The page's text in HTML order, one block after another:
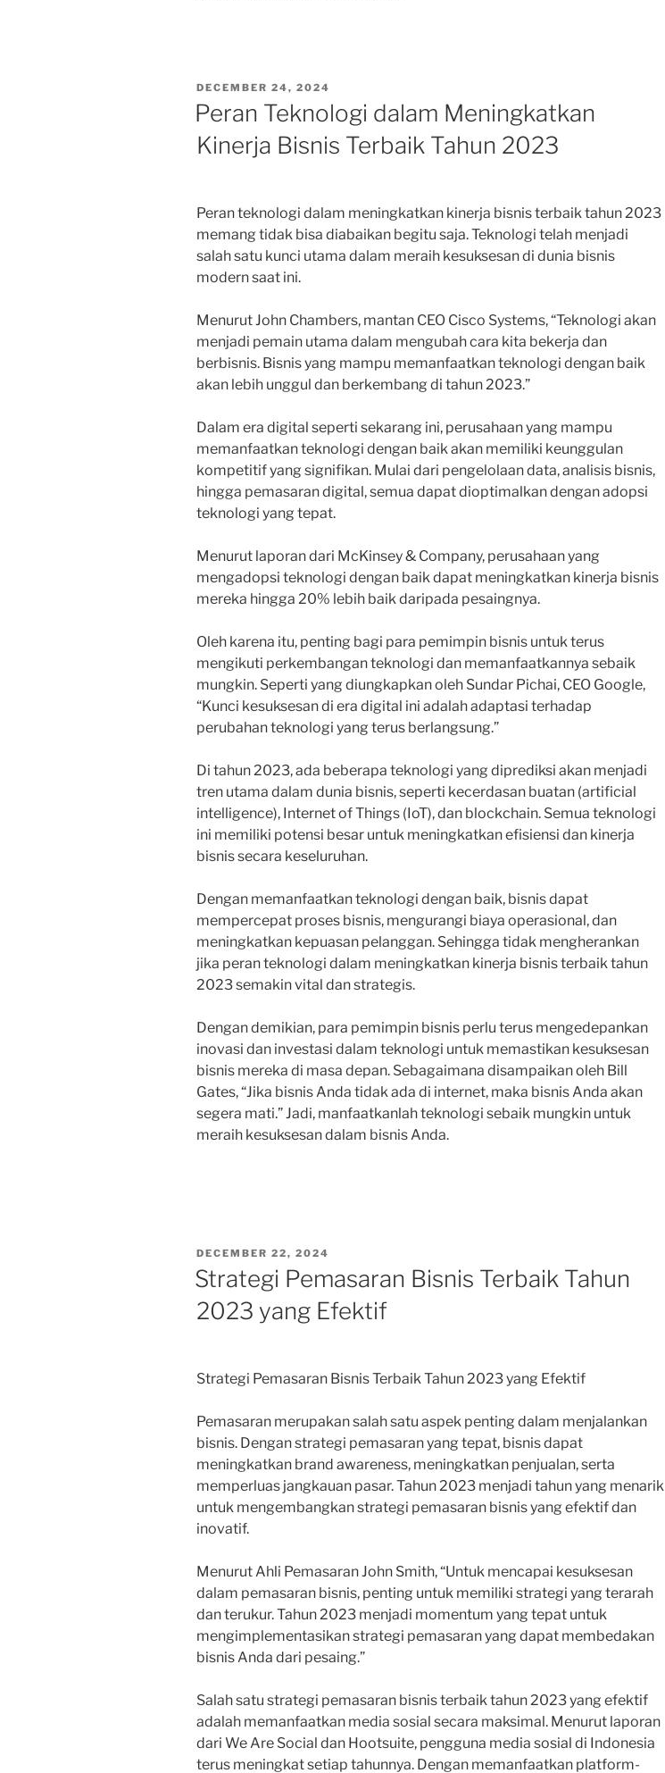
POSTED
DECEMBER 24, 2024
Peran Teknologi dalam Meningkatkan
Kinerja Bisnis Terbaik Tahun 2023
Peran teknologi dalam meningkatkan kinerja bisnis terbaik tahun 2023
memang tidak bisa diabaikan begitu saja. Teknologi telah menjadi
salah satu kunci utama dalam meraih kesuksesan di dunia bisnis
modern saat ini.
Menurut John Chambers, mantan CEO Cisco Systems, “Teknologi akan
menjadi pemain utama dalam mengubah cara kita bekerja dan
berbisnis. Bisnis yang mampu memanfaatkan teknologi dengan baik
akan lebih unggul dan berkembang di tahun 2023.”
Dalam era digital seperti sekarang ini, perusahaan yang mampu
memanfaatkan teknologi dengan baik akan memiliki keunggulan
kompetitif yang signifikan. Mulai dari pengelolaan data, analisis bisnis,
hingga pemasaran digital, semua dapat dioptimalkan dengan adopsi
teknologi yang tepat.
Menurut laporan dari McKinsey & Company, perusahaan yang
mengadopsi teknologi dengan baik dapat meningkatkan kinerja bisnis
mereka hingga 20% lebih baik daripada pesaingnya.
Oleh karena itu, penting bagi para pemimpin bisnis untuk terus
mengikuti perkembangan teknologi dan memanfaatkannya sebaik
mungkin. Seperti yang diungkapkan oleh Sundar Pichai, CEO Google,
“Kunci kesuksesan di era digital ini adalah adaptasi terhadap
perubahan teknologi yang terus berlangsung.”
Di tahun 2023, ada beberapa teknologi yang diprediksi akan menjadi
tren utama dalam dunia bisnis, seperti kecerdasan buatan (artificial
intelligence), Internet of Things (IoT), dan blockchain. Semua teknologi
ini memiliki potensi besar untuk meningkatkan efisiensi dan kinerja
bisnis secara keseluruhan.
Dengan memanfaatkan teknologi dengan baik, bisnis dapat
mempercepat proses bisnis, mengurangi biaya operasional, dan
meningkatkan kepuasan pelanggan. Sehingga tidak mengherankan
jika peran teknologi dalam meningkatkan kinerja bisnis terbaik tahun
2023 semakin vital dan strategis.
Dengan demikian, para pemimpin bisnis perlu terus mengedepankan
inovasi dan investasi dalam teknologi untuk memastikan kesuksesan
bisnis mereka di masa depan. Sebagaimana disampaikan oleh Bill
Gates, “Jika bisnis Anda tidak ada di internet, maka bisnis Anda akan
segera mati.” Jadi, manfaatkanlah teknologi sebaik mungkin untuk
meraih kesuksesan dalam bisnis Anda.
POSTED
ON
DECEMBER 22, 2024
Strategi Pemasaran Bisnis Terbaik Tahun
2023 yang Efektif
Strategi Pemasaran Bisnis Terbaik Tahun 2023 yang Efektif
Pemasaran merupakan salah satu aspek penting dalam menjalankan
bisnis. Dengan strategi pemasaran yang tepat, bisnis dapat
meningkatkan brand awareness, meningkatkan penjualan, serta
memperluas jangkauan pasar. Tahun 2023 menjadi tahun yang menarik
untuk mengembangkan strategi pemasaran bisnis yang efektif dan
inovatif.
Menurut Ahli Pemasaran John Smith, “Untuk mencapai kesuksesan
dalam pemasaran bisnis, penting untuk memiliki strategi yang terarah
dan terukur. Tahun 2023 menjadi momentum yang tepat untuk
mengimplementasikan strategi pemasaran yang dapat membedakan
bisnis Anda dari pesaing.”
Salah satu strategi pemasaran bisnis terbaik tahun 2023 yang efektif
adalah memanfaatkan media sosial secara maksimal. Menurut laporan
dari We Are Social dan Hootsuite, pengguna media sosial di Indonesia
terus meningkat setiap tahunnya. Dengan memanfaatkan platform-